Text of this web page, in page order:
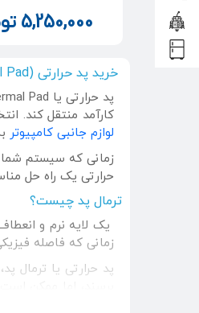
5,250,000
خرید پد حرارتی (Thermal Pad)
کارآمد منتقل کند.
لوازم جانبی کامپیوتر
زمانی که سیستم شما
حرارتی یک راه حل
ترمال پد چیست؟
زمانی که فاصله
پد حرارتی یا ترمال